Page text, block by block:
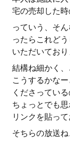
宅の売却した時
っていう、そ
ったらこれど
いただいており
結構ね細かく
こうするかな
くださってい
ちょっとでも
リンクを貼っ
そちらの放送